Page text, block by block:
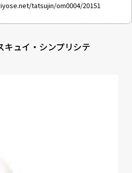
tatsujin/om0004/20151
ュイ・シンプリシテ